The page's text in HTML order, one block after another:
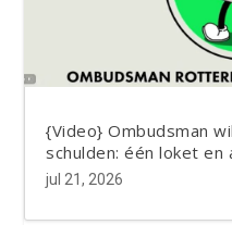
{Video} Ombudsman
schulden: één loket en
jul 21, 2026